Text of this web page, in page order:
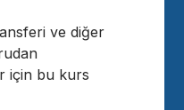
ve diğer
için bu kurs